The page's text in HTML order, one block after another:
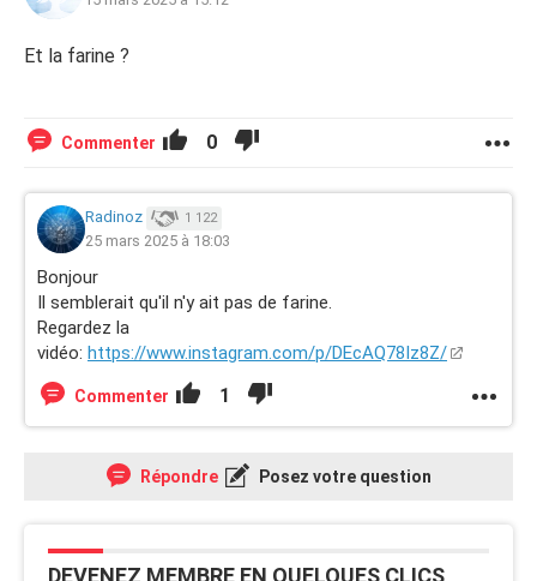
Et la farine ?
Commenter 0
Radinoz 1 122
25 mars 2025 à 18:03
Bonjour
Il semblerait qu'il n'y ait pas de farine.
Regardez la
vidéo: https://www.instagram.com/p/DEcAQ78Iz8Z/
Commenter 1
Répondre Posez votre question
DEVENEZ MEMBRE EN QUELQUES CLICS